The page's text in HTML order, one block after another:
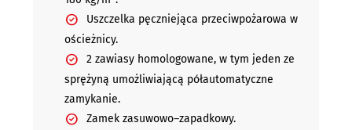
Uszczelka pęczniejąca przeciwpożarowa w
ościeżnicy.
2 zawiasy homologowane, w tym jeden ze
sprężyną umożliwiającą półautomatyczne
zamykanie.
Zamek zasuwowo–zapadkowy.